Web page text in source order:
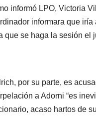
informó LPO, Victoria
informara que
que se haga la sesión el
por su parte, es
a Adorni “es
acaso hartos de